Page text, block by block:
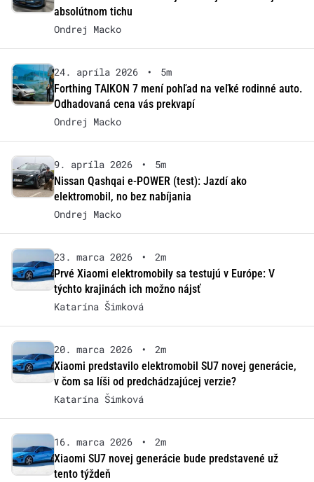
absolútnom tichu
Ondrej Macko
24. apríla 2026 •
5m
Forthing TAIKON 7 mení pohľad na veľké rodinné auto.
Odhadovaná cena vás prekvapí
Ondrej Macko
9. apríla 2026 •
5m
Nissan Qashqai e-POWER (test): Jazdí ako
elektromobil, no bez nabíjania
Ondrej Macko
23. marca 2026 •
2m
Prvé Xiaomi elektromobily sa testujú v Európe: V
týchto krajinách ich možno nájsť
Katarína Šimková
20. marca 2026 •
2m
Xiaomi predstavilo elektromobil SU7 novej generácie,
v čom sa líši od predchádzajúcej verzie?
Katarína Šimková
16. marca 2026 •
2m
Xiaomi SU7 novej generácie bude predstavené už
tento týždeň